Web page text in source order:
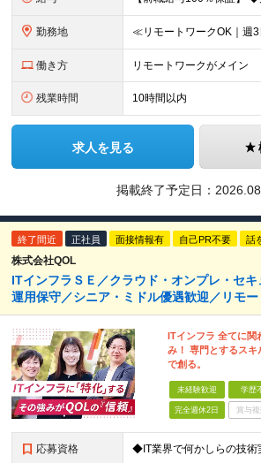
勤務地
働き方 リモートワークがメイン
残業時間 10時間以内
求人を見る
掲載終了予定日：
終了間近 正社員 面接情報有 自己PR不要 話
株式会社QOL
ITインフラＳＥ／クラウド・オンプレ・セ
運用保守／シニア・ミドル優遇歓迎／リモ
ITインフラ 全てに関
み！ 専門とするスキ
で創る。
未経験歓迎 学歴
完全週休2日 賞与複
応募資格